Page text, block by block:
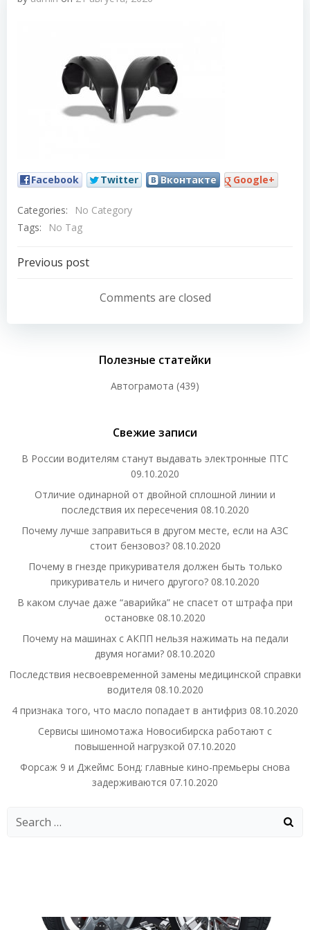
Facebook Twitter Вконтакте Google+
Categories:
No Category
Tags:
No Tag
Навигация
записям
Previous post
Comments are closed
Полезные статейки
Автограмота (439)
Свежие записи
В России водителям станут выдавать электронные ПТС
09.10.2020
Отличие одинарной от двойной сплошной линии и
последствия их пересечения 08.10.2020
Почему лучше заправиться в другом месте, если на АЗС
стоит бензовоз? 08.10.2020
Почему в гнезде прикуривателя должен быть только
прикуриватель и ничего другого? 08.10.2020
В каком случае даже “аварийка” не спасет от штрафа при
остановке 08.10.2020
Почему на машинах с АКПП нельзя нажимать на педали
двумя ногами? 08.10.2020
Последствия несвоевременной замены медицинской справки
водителя 08.10.2020
4 признака того, что масло попадает в антифриз 08.10.2020
Сервисы шиномотажа Новосибирска работают с
повышенной нагрузкой 07.10.2020
Форсаж 9 и Джеймс Бонд: главные кино-премьеры снова
задерживаются 07.10.2020
Search